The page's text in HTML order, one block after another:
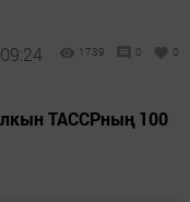
1739 0 0
ТАССРның 100